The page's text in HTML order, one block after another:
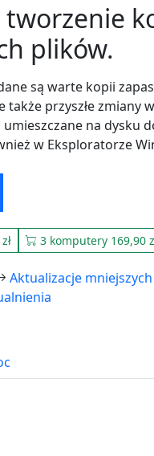
plików.
są warte kopii
przyszłe zmiany
na dysku
w Eksploratorze
3 komputery 169,90
Aktualizacje